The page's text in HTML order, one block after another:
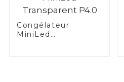
Congélateur
MiniLed